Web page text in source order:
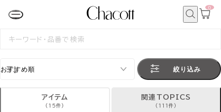
カ
0
検
絞り込み
アイテム
(15件)
関連TOPICS
(111件)